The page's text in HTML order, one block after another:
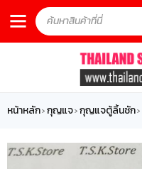
หน้าหลัก›กุญแจ›กุญแจตู้ลิ้นชัก›